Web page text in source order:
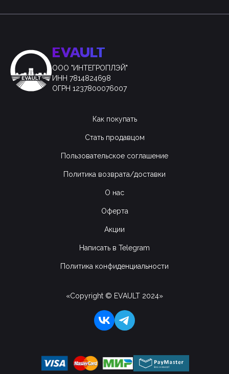
EVAULT
ООО "ИНТЕГРОПЛЭЙ"
ИНН 7814824698
ОГРН 1237800076007
Как покупать
Стать продавцом
Пользовательское соглашение
Политика возврата/доставки
О нас
Оферта
Акции
Написать в Telegram
Политика конфиденциальности
«Copyright © EVAULT 2024»